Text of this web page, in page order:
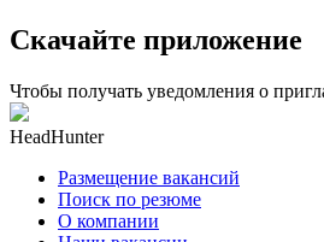
Скачайте приложение
Чтобы получать уведомления о
HeadHunter
Размещение вакансий
Поиск по резюме
О компании